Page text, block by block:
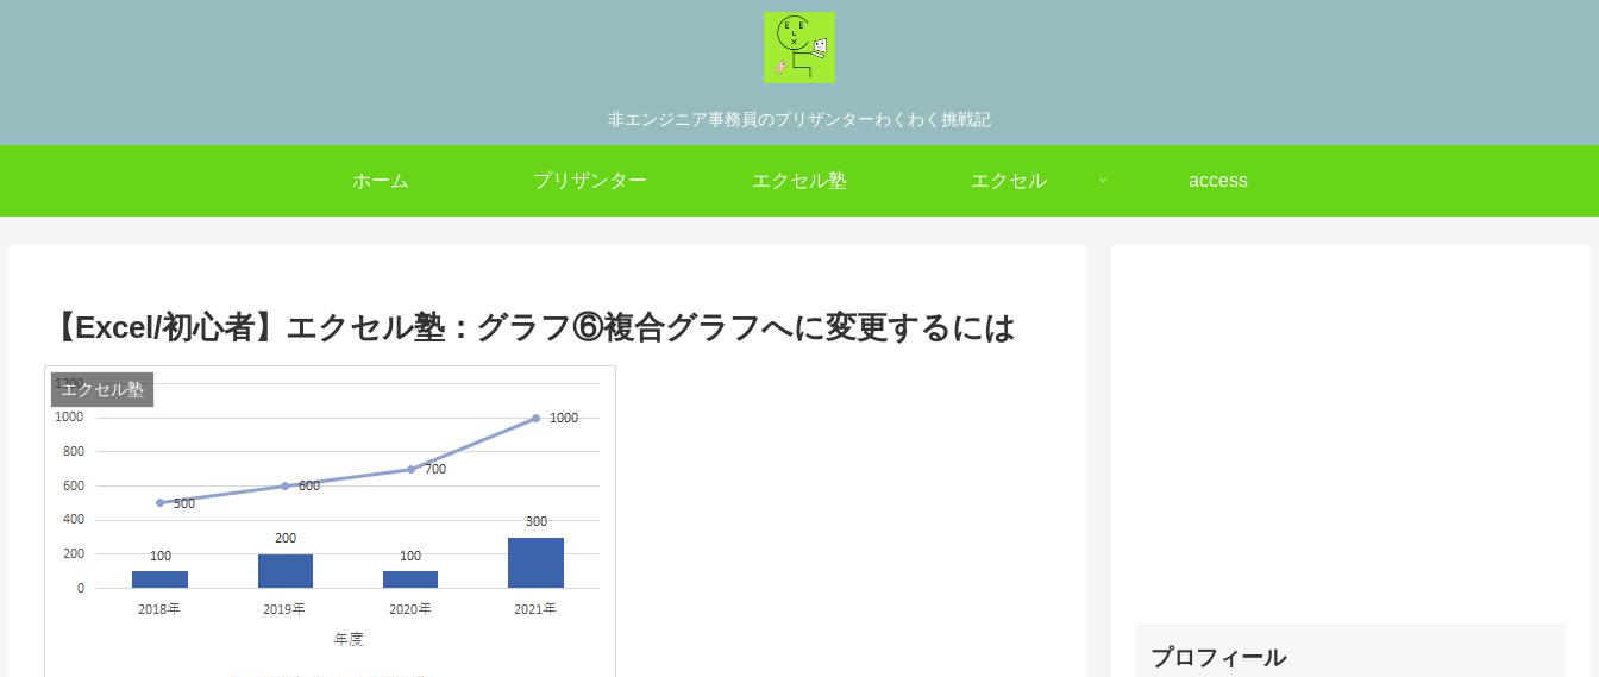
非エンジニア事務員のプリザンターわくわく挑戦記
ホーム プリザンター エクセル塾 エクセル access
【Excel/初心者】エクセル塾：グラフ⑥複合グラフへに変更するには
エクセル塾
プロフィール